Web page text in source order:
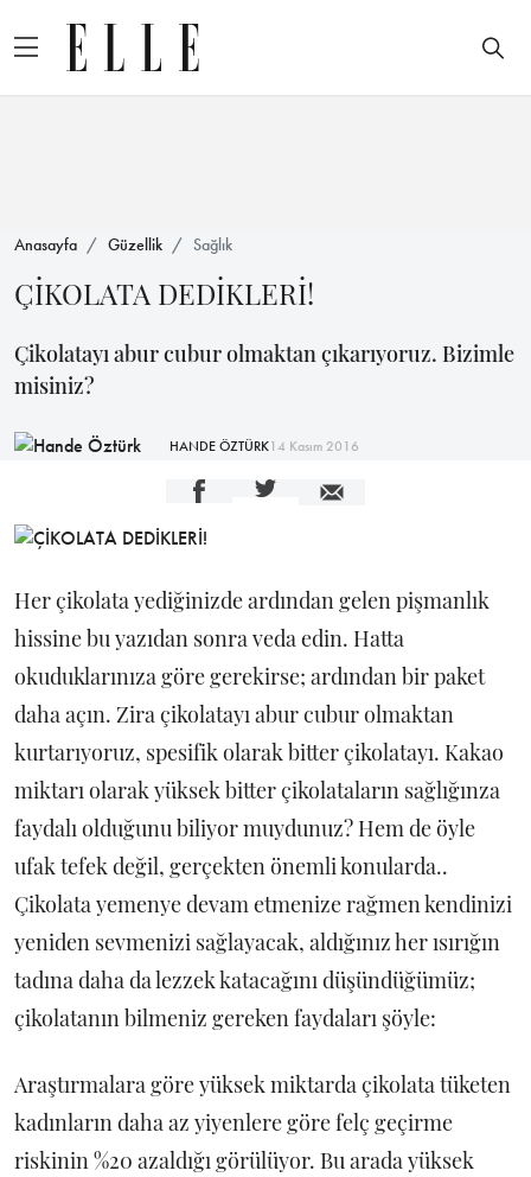
Anasayfa Güzellik Sağlık
ÇİKOLATA DEDİKLERİ!
Çikolatayı abur cubur olmaktan çıkarıyoruz. Bizimle
misiniz?
HANDE ÖZTÜRK14 Kasım 2016
Her çikolata yediğinizde ardından gelen pişmanlık
hissine bu yazıdan sonra veda edin. Hatta
okuduklarınıza göre gerekirse; ardından bir paket
daha açın. Zira çikolatayı abur cubur olmaktan
kurtarıyoruz, spesifik olarak bitter çikolatayı. Kakao
miktarı olarak yüksek bitter çikolataların sağlığınza
faydalı olduğunu biliyor muydunuz? Hem de öyle
ufak tefek değil, gerçekten önemli konularda..
Çikolata yemenye devam etmenize rağmen kendinizi
yeniden sevmenizi sağlayacak, aldığınız her ısırığın
tadına daha da lezzek katacağını düşündüğümüz;
çikolatanın bilmeniz gereken faydaları şöyle:
Araştırmalara göre yüksek miktarda çikolata tüketen
kadınların daha az yiyenlere göre felç geçirme
riskinin %20 azaldığı görülüyor. Bu arada yüksek